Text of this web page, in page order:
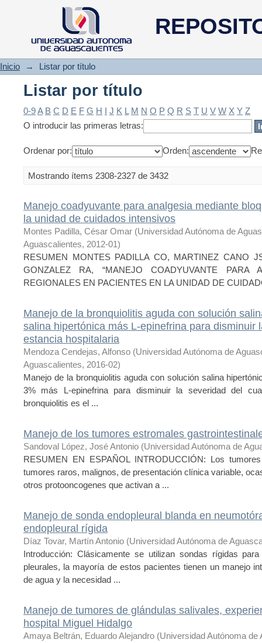
Listar por título
Inicio → Listar por título
Listar por título
0-9A B C D E F G H I J K L M N O P Q R S T U V W X Y Z
O introducir las primeras letras:
Ordenar por: Orden:
Mostrando ítems 2308-2327 de 3432
Manejo coadyuvante para analgesia mediante
la unidad de cuidados intensivos
Montes Padilla, César Omar (Universidad Autónoma de
Aguascalientes, 2012-01)
RESUMEN MONTES PADILLA CO, MARTINEZ CANO
GONZALEZ RA, “MANEJO COADYUVANTE PARA
REGIONALES EN PACIENTES EN LA UNIDAD DE
Manejo de la bronquiolitis aguda con solución
salina hipertónica más L-epinefrina para disminuir
estancia hospitalaria
Mendoza Cendejas, Alfonso (Universidad Autónoma de
Aguascalientes, 2016-02)
Manejo de la bronquiolitis aguda con solución salina
3% más L-epinefrina para disminuir la severidad del
bronquiolitis es el ...
Manejo de los tumores estromales
Sandoval López, José Antonio (Universidad Autónoma de
RESUMEN EN ESPAÑOL INTRODUCCIÓN: Los
tumores raros, malignos, de presentación clínica variable,
otros protooncogenes que activan a ...
Manejo de sonda endopleural blanda en
endopleural rígida
Díaz Tovar, Martín Antonio (Universidad Autónoma de
Introducción: Clásicamente se utilizan sondas rígidas
pleurales, la mayoría de estos pacientes tienen un manejo
de agua y la necesidad ...
Manejo de tumores de glándulas salivales,
hospital Miguel Hidalgo
Amaya Beltrán, Eduardo Alejandro (Universidad Autónoma de